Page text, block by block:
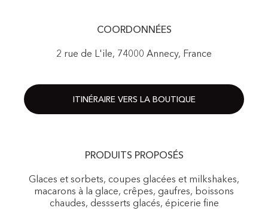
COORDONNÉES
2 rue de L'ile, 74000 Annecy, France
ITINÉRAIRE VERS LA BOUTIQUE
PRODUITS PROPOSÉS
Glaces et sorbets, coupes glacées et milkshakes,
macarons à la glace, crêpes, gaufres, boissons
chaudes, dessserts glacés, épicerie fine